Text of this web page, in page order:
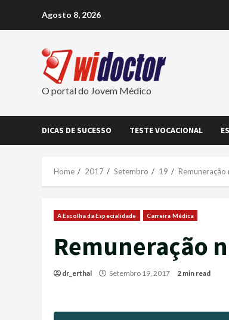
Agosto 8, 2026
O portal do Jovem Médico
DICAS DE SUCESSO TESTE VOCACIONAL
Home 2017 Setembro 19 Remuneração
A Escolha da Especialidade Carreira Médica
Remuneração
dr_erthal Setembro 19, 2017 2 min read